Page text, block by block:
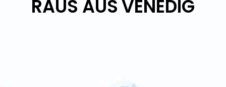
RAUS AUS VENEDIG